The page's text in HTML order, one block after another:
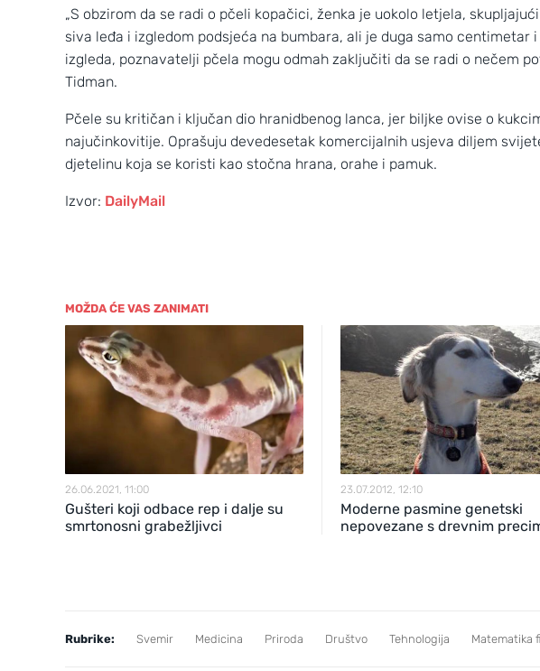
„S obzirom da se radi o pčeli kopačici, ženka je uokolo letjela,
siva leđa i izgledom podsjeća na bumbara, ali je duga samo centimetar
izgleda, poznavatelji pčela mogu odmah zaključiti da se radi o nečem
Tidman.
Pčele su kritičan i ključan dio hranidbenog lanca, jer biljke ovise o
najučinkovitije. Oprašuju devedesetak komercijalnih usjeva diljem
djetelinu koja se koristi kao stočna hrana, orahe i pamuk.
Izvor: DailyMail
Wild Croatia
3
MOŽDA ĆE VAS ZANIMATI
26.06.2021, 11:00
Gušteri koji odbace rep i dalje su
smrtonosni grabežljivci
23.07.2012, 12:10
Moderne pasmine genetski
nepovezane s drevnim
Rubrike: Svemir Medicina Priroda Društvo Tehnologija Matematika